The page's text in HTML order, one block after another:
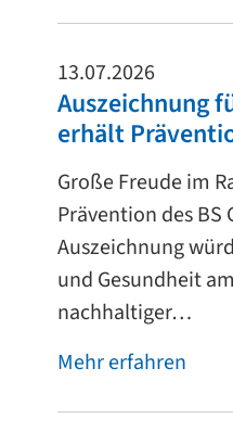
13.07.2026
Auszeichnung
erhält
Große Freude im
Prävention des
Auszeichnung
und Gesundheit
nachhaltiger…
Mehr erfahren